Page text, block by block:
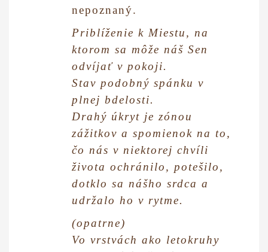
nepoznaný.
Priblíženie k Miestu, na
ktorom sa môže náš Sen
odvíjať v pokoji.
Stav podobný spánku v
plnej bdelosti.
Drahý úkryt je zónou
zážitkov a spomienok na to,
čo nás v niektorej chvíli
života ochránilo, potešilo,
dotklo sa nášho srdca a
udržalo ho v rytme.
(opatrne)
Vo vrstvách ako letokruhy